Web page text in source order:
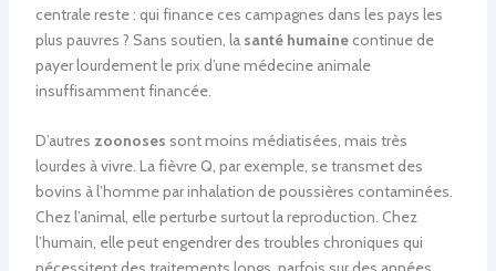
centrale reste : qui finance ces campagnes dans les pays les
plus pauvres ? Sans soutien, la santé humainecontinue de
payer lourdement le prix d’une médecine animale
insuffisamment financée.
D’autres zoonoses sont moins médiatisées, mais très
lourdes à vivre. La fièvre Q, par exemple, se transmet des
bovins à l’homme par inhalation de poussières contaminées.
Chez l’animal, elle perturbe surtout la reproduction. Chez
l’humain, elle peut engendrer des troubles chroniques qui